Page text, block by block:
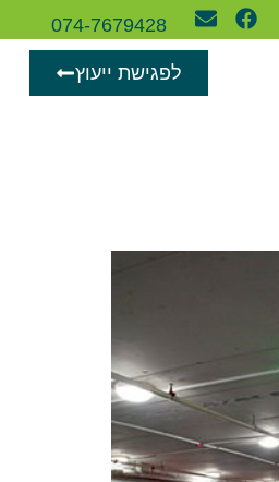
074-7679428
לפגישת ייעוץ